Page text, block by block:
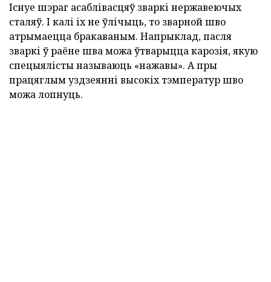
Існуе шэраг асаблівасцяў зваркі нержавеючых
сталяў. І калі іх не ўлічыць, то зварной шво
атрымаецца бракаваным. Напрыклад, пасля
зваркі ў раёне шва можа ўтварыцца карозія, якую
спецыялісты называюць «нажавы». А пры
працяглым уздзеянні высокіх тэмператур шво
можа лопнуць.